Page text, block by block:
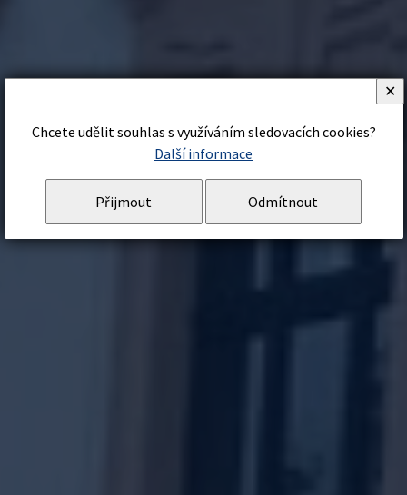
Chcete udělit souhlas s využíváním sledovacích cookies?
Další informace
Přijmout Odmítnout
✕